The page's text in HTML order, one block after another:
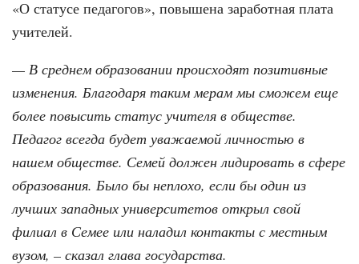
«О статусе педагогов», повышена заработная плата
учителей.
— В среднем образовании происходят позитивные
изменения. Благодаря таким мерам мы сможем еще
более повысить статус учителя в обществе.
Педагог всегда будет уважаемой личностью в
нашем обществе. Семей должен лидировать в сфере
образования. Было бы неплохо, если бы один из
лучших западных университетов открыл свой
филиал в Семее или наладил контакты с местным
вузом, – сказал глава государства.